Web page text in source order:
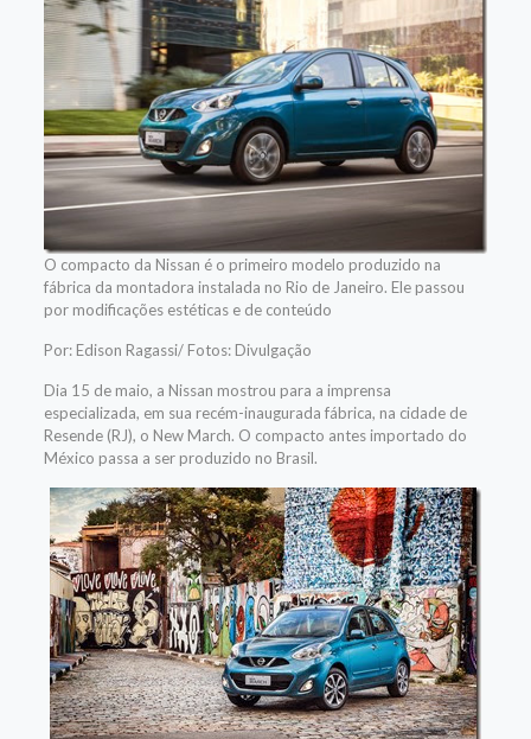
O compacto da Nissan é o primeiro modelo produzido na
fábrica da montadora instalada no Rio de Janeiro. Ele passou
por modificações estéticas e de conteúdo
Por: Edison Ragassi/ Fotos: Divulgação
Dia 15 de maio, a Nissan mostrou para a imprensa
especializada, em sua recém-inaugurada fábrica, na cidade de
Resende (RJ), o New March. O compacto antes importado do
México passa a ser produzido no Brasil.